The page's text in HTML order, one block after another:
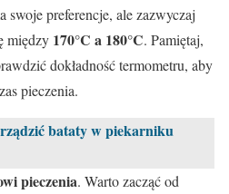
swoje preferencje, ale zazwyczaj
między 170°C a 180°C. Pamiętaj,
dokładność termometru, aby
pieczenia.
bataty w piekarniku
pieczenia. Warto zacząć od